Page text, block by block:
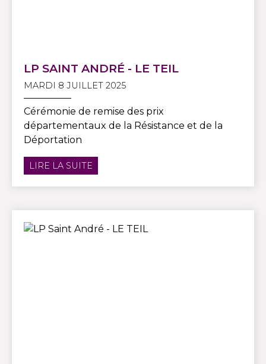
LP SAINT ANDRÉ - LE TEIL
MARDI 8 JUILLET 2025
Cérémonie de remise des prix
départementaux de la Résistance et de la
Déportation
LIRE LA SUITE